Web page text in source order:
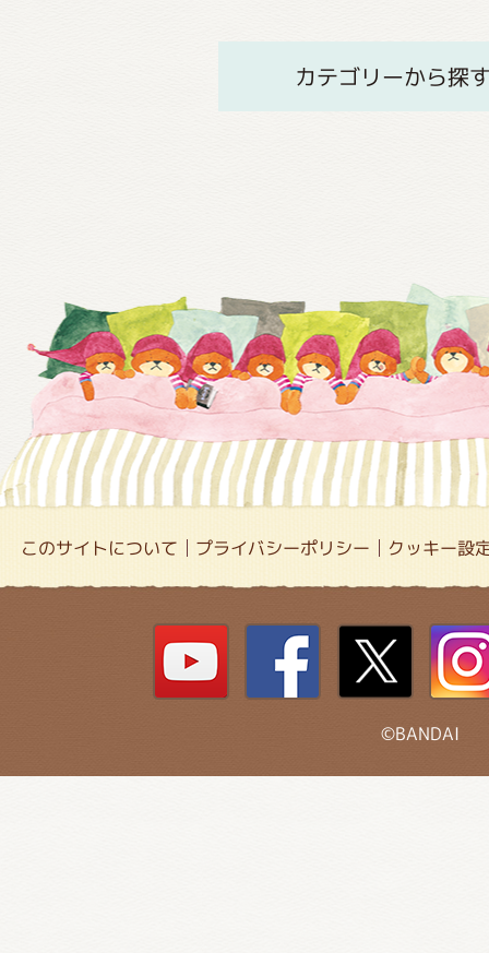
カテゴリーから探
このサイトについて プライバシーポリシー クッキー設
©BANDAI